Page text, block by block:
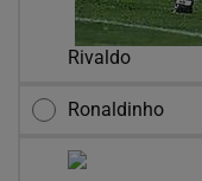
Rivaldo
Ronaldinho